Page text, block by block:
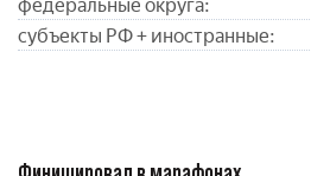
федеральные округа:
субъекты РФ + иностранные: